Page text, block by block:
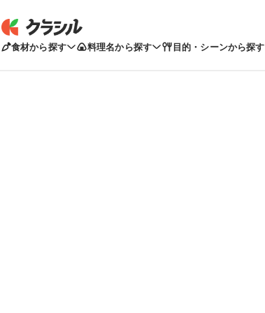
食材から探す 料理名から探す 目的・シーンから探す